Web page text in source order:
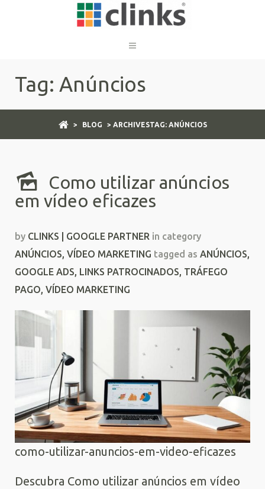
Tag: Anúncios
> BLOG > ARCHIVESTAG: ANÚNCIOS
Como utilizar anúncios
em vídeo eficazes
by CLINKS | GOOGLE PARTNER in category
ANÚNCIOS, VÍDEO MARKETING tagged as ANÚNCIOS,
GOOGLE ADS, LINKS PATROCINADOS, TRÁFEGO
PAGO, VÍDEO MARKETING
como-utilizar-anuncios-em-video-eficazes
Descubra Como utilizar anúncios em vídeo